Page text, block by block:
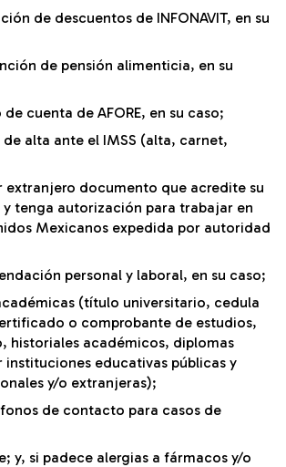
de descuentos de INFONAVIT, en su
de pensión alimenticia, en su
cuenta de AFORE, en su caso;
alta ante el IMSS (alta, carnet,
extranjero documento que acredite su
y tenga autorización para trabajar en
Mexicanos expedida por autoridad
personal y laboral, en su caso;
(título universitario, cedula
o comprobante de estudios,
historiales académicos, diplomas
instituciones educativas públicas y
y/o extranjeras);
de contacto para casos de
y, si padece alergias a fármacos y/o